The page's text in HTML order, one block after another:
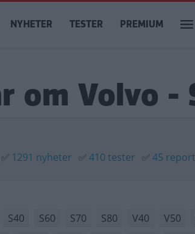
Main
navigation
NYHETER TESTER PREMIUM
om Volvo -
✅ 1291 nyheter ✅410 tester ✅45
S40 S60 S70 S80 V40 V50